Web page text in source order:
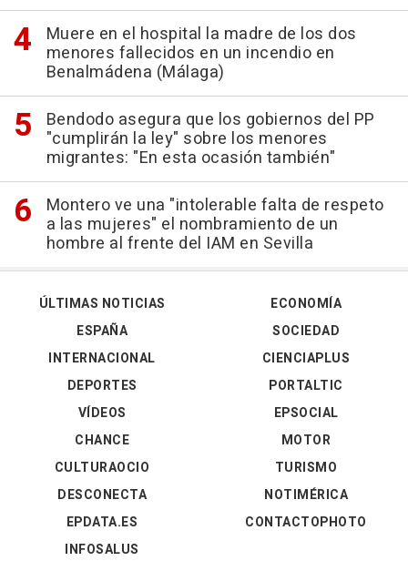
Muere en el hospital la madre de los dos
menores fallecidos en un incendio en
Benalmádena (Málaga)
Bendodo asegura que los gobiernos del PP
"cumplirán la ley" sobre los menores
migrantes: "En esta ocasión también"
Montero ve una "intolerable falta de respeto
a las mujeres" el nombramiento de un
hombre al frente del IAM en Sevilla
ÚLTIMAS NOTICIAS
ESPAÑA
INTERNACIONAL
DEPORTES
VÍDEOS
ECONOMÍA
SOCIEDAD
CIENCIAPLUS
PORTALTIC
EPSOCIAL
CHANCE
CULTURAOCIO
DESCONECTA
EPDATA.ES
INFOSALUS
MOTOR
TURISMO
NOTIMÉRICA
CONTACTOPHOTO